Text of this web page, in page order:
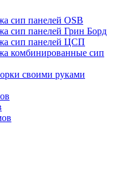
сип панелей OSB
сип панелей Грин Борд
сип панелей ЦСП
комбинированные сип
своими руками